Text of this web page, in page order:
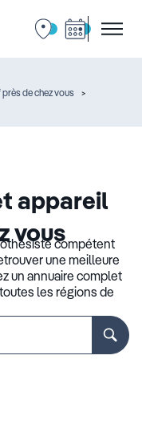
de chez vous
appareil
vouscompétent
une meilleure
un annuaire complet
les régions de